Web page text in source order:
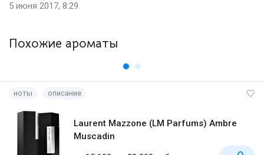
5 июня 2017, 8:29
Похожие ароматы
ноты описание
Laurent Mazzone (LM Parfums) Ambre
Muscadin